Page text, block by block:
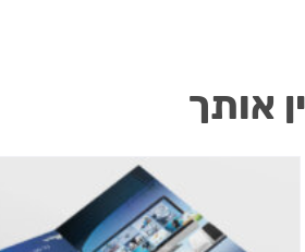
אותך